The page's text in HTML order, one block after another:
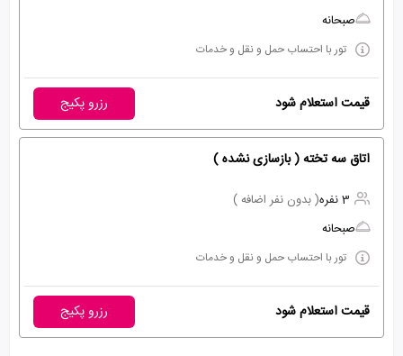
صبحانه
تور با احتساب حمل و نقل و خدمات
قیمت استعلام شود رزرو پکیج
اتاق سه تخته ( بازسازی نشده )
3 نفره
( بدون نفر اضافه )
صبحانه
تور با احتساب حمل و نقل و خدمات
قیمت استعلام شود رزرو پکیج